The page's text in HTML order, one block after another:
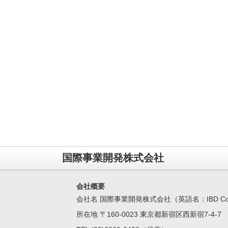
国際事業開発株式会社
会社概要
会社名 国際事業開発株式会社（英語名：IBD
所在地 〒160-0023 東京都新宿区西新宿7-4-